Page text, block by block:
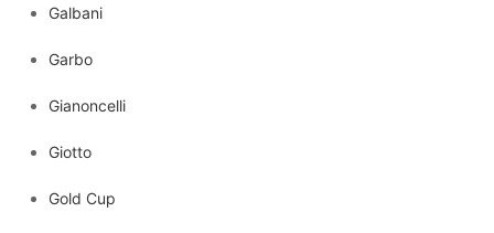
Galbani
Garbo
Gianoncelli
Giotto
Gold Cup